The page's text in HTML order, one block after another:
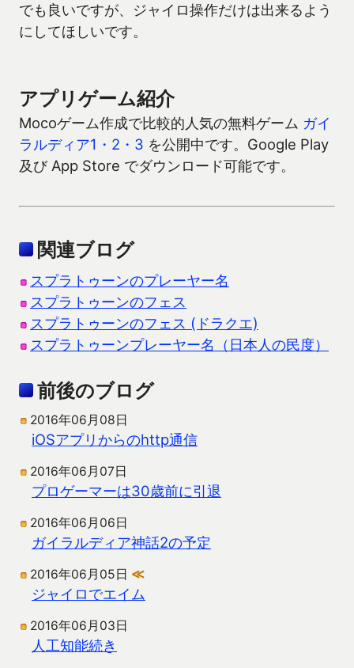
でも良いですが、ジャイロ操作だけは出来るよう
にしてほしいです。
アプリゲーム紹介
Mocoゲーム作成で比較的人気の無料ゲーム ガイ
ラルディア1・2・3 を公開中です。Google Play
及び App Store でダウンロード可能です。
関連ブログ
スプラトゥーンのプレーヤー名
スプラトゥーンのフェス
スプラトゥーンのフェス (ドラクエ)
スプラトゥーンプレーヤー名（日本人の民度）
前後のブログ
2016年06月08日
iOSアプリからのhttp通信
2016年06月07日
プロゲーマーは30歳前に引退
2016年06月06日
ガイラルディア神話2の予定
2016年06月05日 ≪
ジャイロでエイム
2016年06月03日
人工知能続き